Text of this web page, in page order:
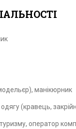
манікюрник
(кравець,
туризму, оператор